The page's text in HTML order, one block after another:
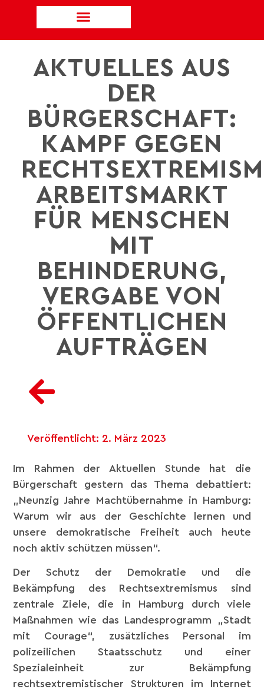
AKTUELLES AUS
DER
BÜRGERSCHAFT:
KAMPF GEGEN
ARBEITSMARKT
FÜR MENSCHEN
MIT
BEHINDERUNG,
VERGABE VON
ÖFFENTLICHEN
AUFTRÄGEN
Veröffentlicht: 2. März 2023
Im Rahmen der Aktuellen Stunde hat die
Bürgerschaft gestern das Thema debattiert:
„Neunzig Jahre Machtübernahme in Hamburg:
Warum wir aus der Geschichte lernen und
unsere demokratische Freiheit auch heute
noch aktiv schützen müssen“.
Der Schutz der Demokratie und die
Bekämpfung des Rechtsextremismus sind
zentrale Ziele, die in Hamburg durch viele
Maßnahmen wie das Landesprogramm „Stadt
mit Courage“, zusätzliches Personal im
polizeilichen Staatsschutz und einer
Spezialeinheit zur Bekämpfung
rechtsextremistischer Strukturen im Internet